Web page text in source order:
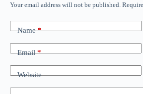
Your email address will not be published.
Name*
Email*
Website